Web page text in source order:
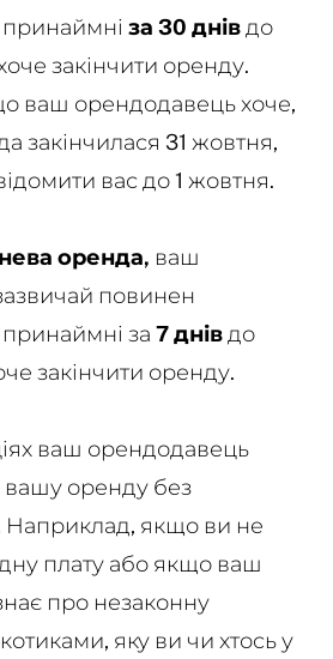
за 30 днівдо
закінчити оренду.
ваш орендодавець хоче,
закінчилася 31 жовтня,
вас до 1 жовтня.
оренда, ваш
повинен
за 7 днівдо
закінчити оренду.
ваш орендодавець
вашу оренду без
якщо ви не
плату або якщо ваш
про незаконну
яку ви чи хтось у